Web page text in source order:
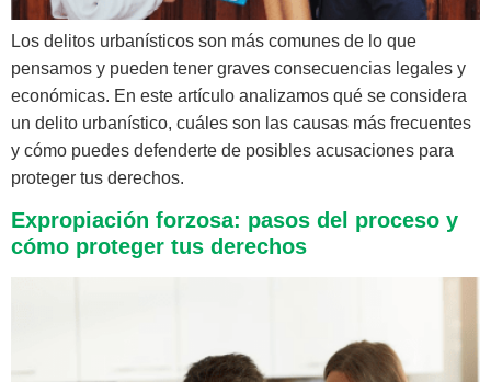
Los delitos urbanísticos son más comunes de lo que
pensamos y pueden tener graves consecuencias legales y
económicas. En este artículo analizamos qué se considera
un delito urbanístico, cuáles son las causas más frecuentes
y cómo puedes defenderte de posibles acusaciones para
proteger tus derechos.
Expropiación forzosa: pasos del proceso y
cómo proteger tus derechos